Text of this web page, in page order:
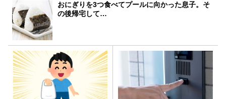
おにぎりを3つ食べてプールに向かった息子。そ
の後帰宅して…